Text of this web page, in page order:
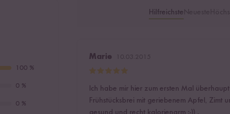
100 %
0 %
0 %
Hilfreichste
Marie
Ich habe mir hier zum ersten Mal
Frühstücksbrei mit geriebenem Apfel, Zimt